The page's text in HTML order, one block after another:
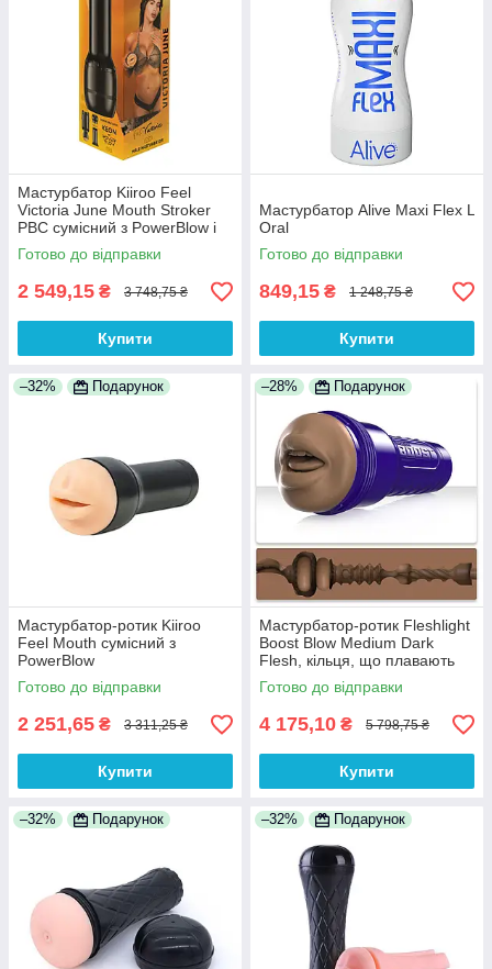
Мастурбатор Kiiroo Feel
Victoria June Mouth Stroker
PBC сумісний з PowerBlow і
Keon
Готово до відправки
2 549,15 ₴ 3 748,75 ₴
Купити
Мастурбатор Alive Maxi Flex L
Oral
Готово до відправки
849,15 ₴ 1 248,75 ₴
Купити
–32% Подарунок
Мастурбатор-ротик Kiiroo
Feel Mouth сумісний з
PowerBlow
Готово до відправки
2 251,65 ₴ 3 311,25 ₴
Купити
–28% Подарунок
Мастурбатор-ротик Fleshlight
Boost Blow Medium Dark
Flesh, кільця, що плавають
Turbo Tech
Готово до відправки
4 175,10 ₴ 5 798,75 ₴
Купити
–32% Подарунок –32% Подарунок